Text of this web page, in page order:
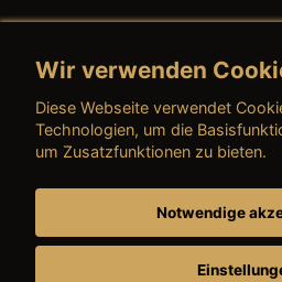
→ AGB (Gebrauchtwagen)
→ AGB (Dienstleistungen)
Wir verwenden
Diese Webseite verwendet
Technologien, um die
um Zusatzfunktionen zu bieten.
Notwendige